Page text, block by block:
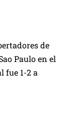
de
Paulo en el
fue 1-2 a